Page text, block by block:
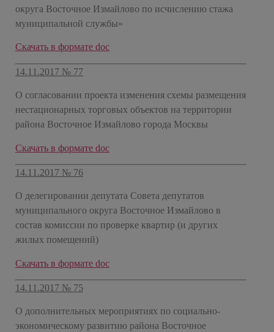
округа Восточное Измайлово по исчислению стажа
муниципальной службы»
Скачать в формате doc
14.11.2017 № 77
О согласовании проекта изменения схемы размещения
нестационарных торговых объектов на территории
района Восточное Измайлово города Москвы
Скачать в формате doc
14.11.2017 № 76
О делегировании депутата Совета депутатов
муниципального округа Восточное Измайлово в
состав комиссии по проверке квартир (и других
жилых помещений)
Скачать в формате doc
14.11.2017 № 75
О дополнительных мероприятиях по социально-
экономическому развитию района Восточное